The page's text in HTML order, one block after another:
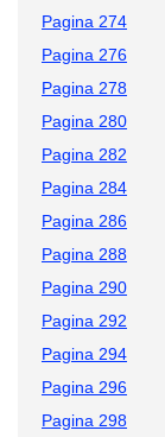
Pagina 274
Pagina 276
Pagina 278
Pagina 280
Pagina 282
Pagina 284
Pagina 286
Pagina 288
Pagina 290
Pagina 292
Pagina 294
Pagina 296
Pagina 298